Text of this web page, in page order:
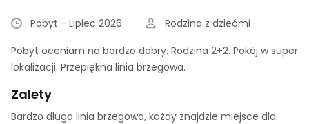
Pobyt - Lipiec 2026
Rodzina z dziećmi
Pobyt oceniam na bardzo dobry. Rodzina 2+2. Pokój w super
lokalizacji. Przepiękna linia brzegowa.
Zalety
Bardzo długa linia brzegowa, każdy znajdzie miejsce dla